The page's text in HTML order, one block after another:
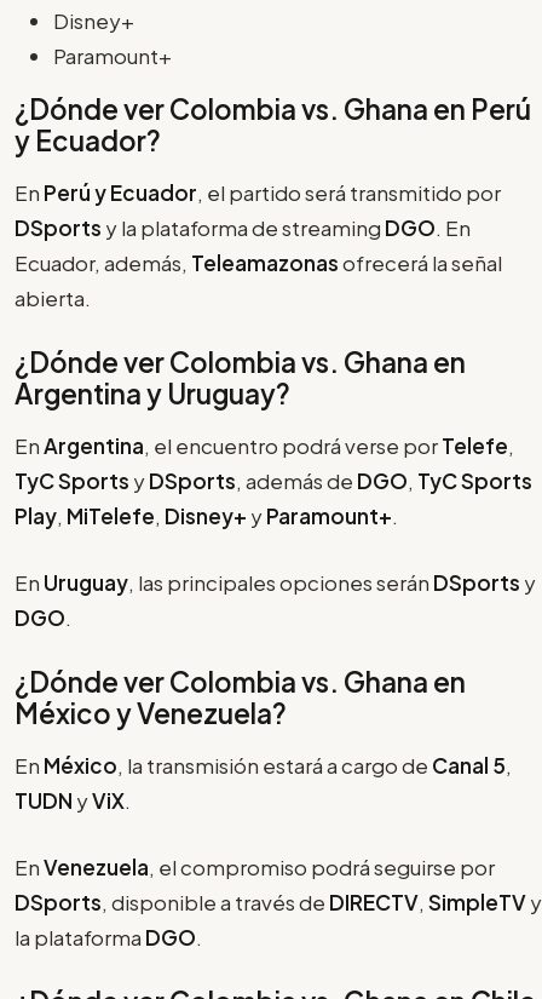
Disney+
Paramount+
¿Dónde ver Colombia vs. Ghana en Perú
y Ecuador?
En Perú y Ecuador, el partido será transmitido por
DSports y la plataforma de streaming DGO. En
Ecuador, además, Teleamazonasofrecerá la señal
abierta.
¿Dónde ver Colombia vs. Ghana en
Argentina y Uruguay?
EnArgentina, el encuentro podrá verse porTelefe,
TyC Sports yDSports, además de DGO, TyC Sports
Play, MiTelefe, Disney+ yParamount+.
En Uruguay, las principales opciones serán DSports y
DGO.
¿Dónde ver Colombia vs. Ghana en
México y Venezuela?
En México, la transmisión estará a cargo de Canal 5,
TUDN yViX.
EnVenezuela, el compromiso podrá seguirse por
DSports, disponible a través de DIRECTV, SimpleTVy
la plataforma DGO.